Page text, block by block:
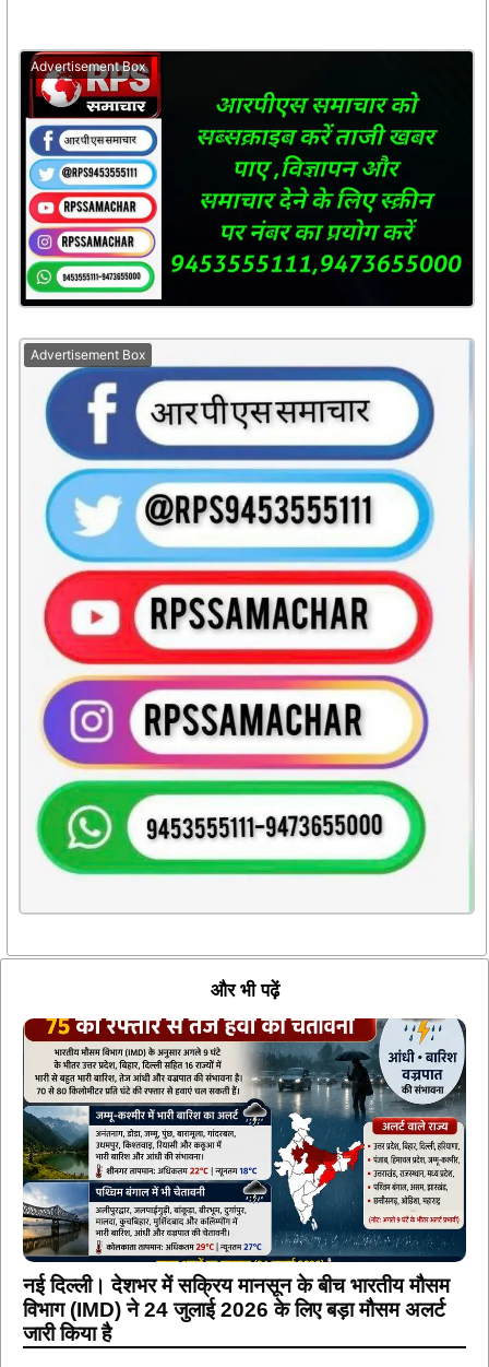
Advertisement Box
Advertisement Box
और भी पढ़ें
नई दिल्ली। देशभर में सक्रिय मानसून के बीच भारतीय मौसम
विभाग (IMD) ने 24 जुलाई 2026 के लिए बड़ा मौसम अलर्ट
जारी किया है